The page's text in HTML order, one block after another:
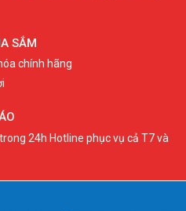
SẮM
chính hãng
24h Hotline phục vụ cả T7 và